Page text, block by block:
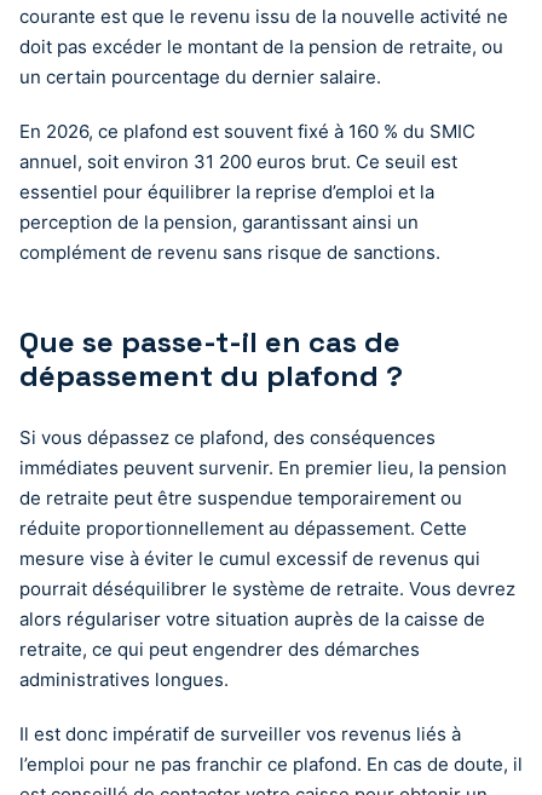
courante est que le revenu issu de la nouvelle activité ne
doit pas excéder le montant de la pension de retraite, ou
un certain pourcentage du dernier salaire.
En 2026, ce plafond est souvent fixé à 160 % du SMIC
annuel, soit environ 31 200 euros brut. Ce seuil est
essentiel pour équilibrer la reprise d’emploi et la
perception de la pension, garantissant ainsi un
complément de revenu sans risque de sanctions.
Que se passe-t-il en cas de
dépassement du plafond ?
Si vous dépassez ce plafond, des conséquences
immédiates peuvent survenir. En premier lieu, la pension
de retraite peut être suspendue temporairement ou
réduite proportionnellement au dépassement. Cette
mesure vise à éviter le cumul excessif de revenus qui
pourrait déséquilibrer le système de retraite. Vous devrez
alors régulariser votre situation auprès de la caisse de
retraite, ce qui peut engendrer des démarches
administratives longues.
Il est donc impératif de surveiller vos revenus liés à
l’emploi pour ne pas franchir ce plafond. En cas de doute, il